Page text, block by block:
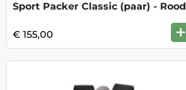
Sport Packer Classic (paar) - Rood
€ 155,00 +